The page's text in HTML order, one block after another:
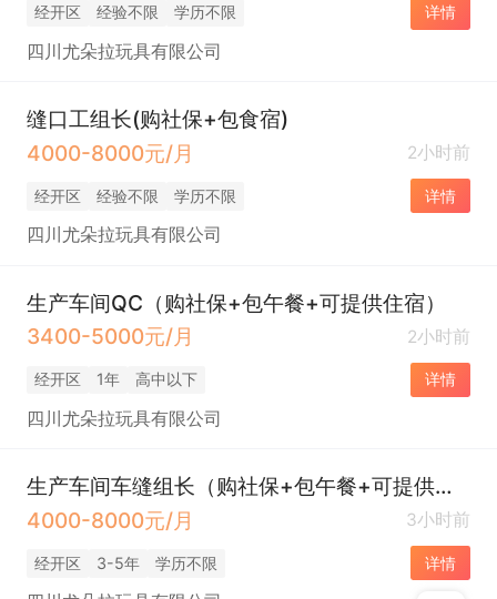
经开区 经验不限 学历不限 详情
四川尤朵拉玩具有限公司
缝口工组长(购社保+包食宿)
4000-8000元/月
2小时前
经开区 经验不限 学历不限 详情
四川尤朵拉玩具有限公司
生产车间QC（购社保+包午餐+可提供住宿）
3400-5000元/月
2小时前
经开区 1年 高中以下 详情
四川尤朵拉玩具有限公司
生产车间车缝组长（购社保+包午餐+可提供住宿）
4000-8000元/月
3小时前
经开区 3-5年 学历不限 详情